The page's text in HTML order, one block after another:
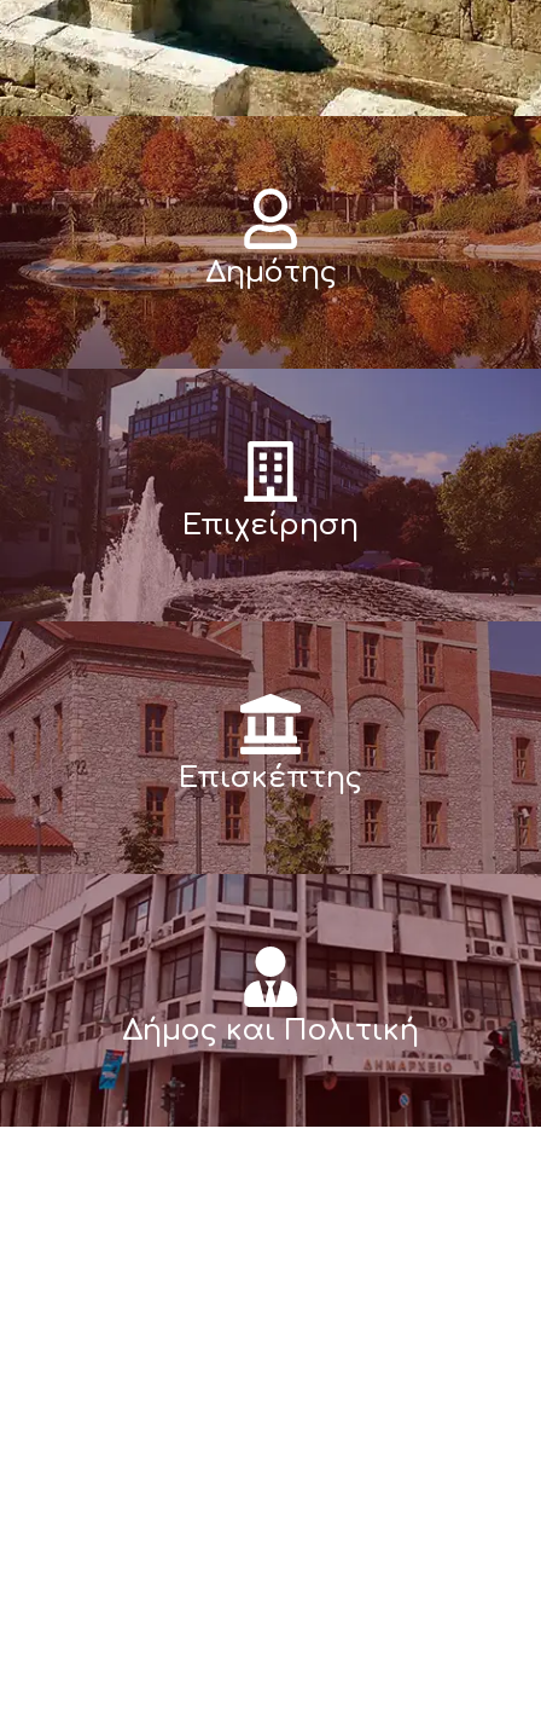
Δημότης
Επιχείρηση
Επισκέπτης
Δήμος και Πολιτική